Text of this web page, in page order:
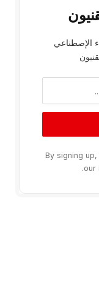
الإصطناعي
By signing
our